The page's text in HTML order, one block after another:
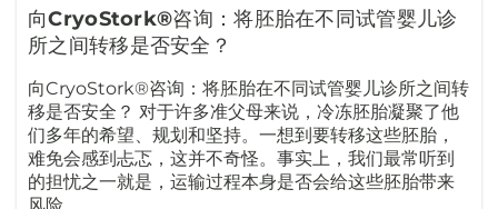
向CryoStork®咨询：将胚胎在不同试管婴儿诊
所之间转移是否安全？
向CryoStork®咨询：将胚胎在不同试管婴儿诊所之间转
移是否安全？ 对于许多准父母来说，冷冻胚胎凝聚了他
们多年的希望、规划和坚持。一想到要转移这些胚胎，
难免会感到忐忑，这并不奇怪。事实上，我们最常听到
的担忧之一就是，运输过程本身是否会给这些胚胎带来